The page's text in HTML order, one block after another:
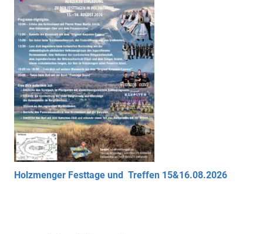
Holzmenger Festtage und Treffen 15&16.08.2026